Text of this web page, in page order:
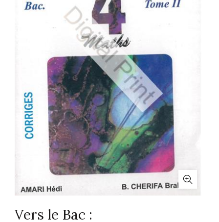
Vers le Bac :